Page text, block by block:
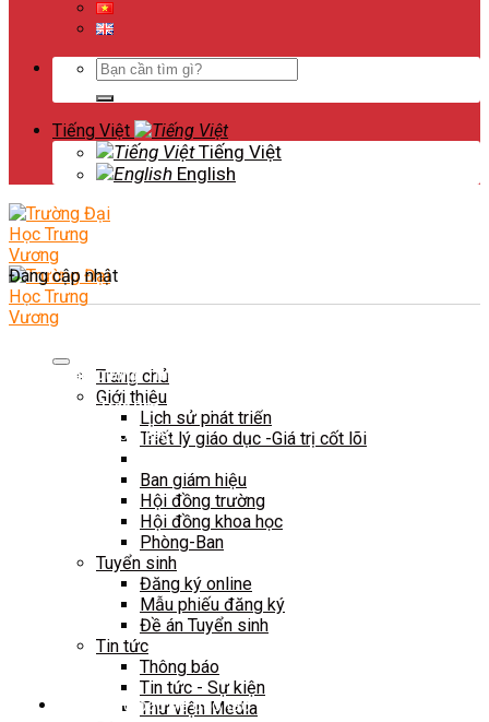
Search
Tiếng Việt
Tiếng Việt
English
Trang chủ
Giới thiệu
Lịch sử phát triển
Triết lý giáo dục -Giá trị cốt lõi
Ban giám hiệu
Hội đồng trường
Hội đồng khoa học
Phòng-Ban
Tuyển sinh
Đăng ký online
Mẫu phiếu đăng ký
Đề án Tuyển sinh
Tin tức
Thông báo
Tin tức - Sự kiện
Thư viện Media
Đang cập nhật
CS 1: Xã Tam Dương, Tỉnh Phú Thọ
CSTH: Số 102 Trần Phú, Phường Hà Đông, Hà Nội
Tel HC-TC: (024) 3662 8987
Hotline tuyển sinh: 0981 266 225 - 0902 227 225
Các thông báo về đào tạo